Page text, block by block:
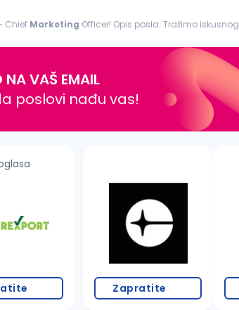
Chief Marketing Officer! Opis posla: Tražimo iskusnog
VAŠ EMAIL
poslovi nađu vas!
Zapratite